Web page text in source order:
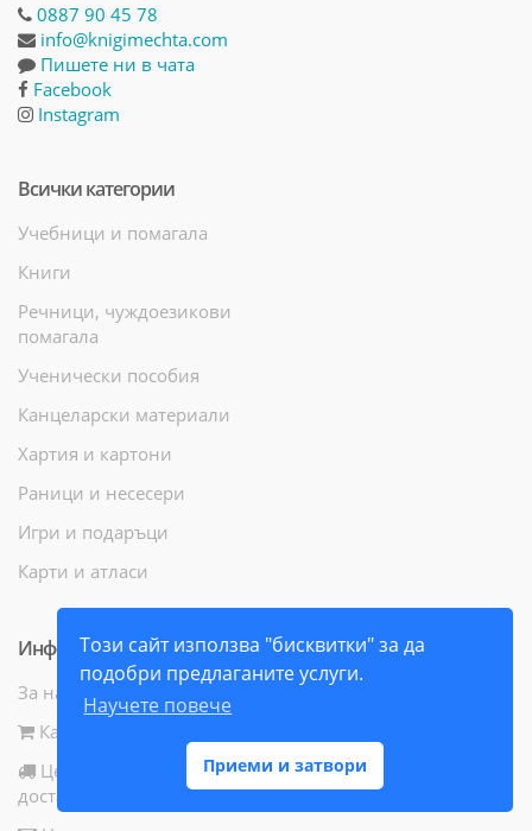
Този сайт използва "бисквитки" за да
подобри предлаганите услуги.
Научете повече
Приеми и затвори
0887 90 45 78
info@knigimechta.com
Пишете ни в чата
Facebook
Instagram
Всички категории
Учебници и помагала
Книги
Речници, чуждоезикови
помагала
Ученически пособия
Канцеларски материали
Хартия и картони
Раници и несесери
Игри и подаръци
Карти и атласи
Информация
За нас
Как да поръчам
Цени и начини за
доставка